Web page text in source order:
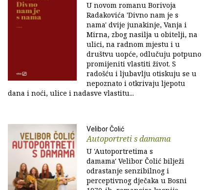
U novom romanu Borivoja
Radakovića 'Divno nam je s
nama' dvije junakinje, Vanja i
Mirna, zbog nasilja u obitelji, na
ulici, na radnom mjestu i u
društvu uopće, odlučuju potpuno
promijeniti vlastiti život. S
radošću i ljubavlju otiskuju se u
nepoznato i otkrivaju ljepotu
dana i noći, ulice i nadasve vlastitu...
Velibor Čolić
Autoportreti s damama
U 'Autoportretima s
damama' Velibor Čolić bilježi
odrastanje senzibilnog i
perceptivnog dječaka u Bosni